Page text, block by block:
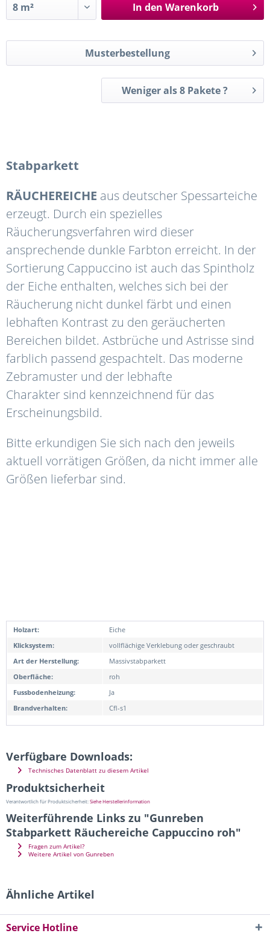
In den Warenkorb
Musterbestellung
Weniger als 8 Pakete ?
Stabparkett
RÄUCHEREICHE aus deutscher Spessarteiche
erzeugt. Durch ein spezielles
Räucherungsverfahren wird dieser
ansprechende dunkle Farbton erreicht. In der
Sortierung Cappuccino ist auch das Spintholz
der Eiche enthalten, welches sich bei der
Räucherung nicht dunkel färbt und einen
lebhaften Kontrast zu den geräucherten
Bereichen bildet. Astbrüche und Astrisse sind
farblich passend gespachtelt. Das moderne
Zebramuster und der lebhafte
Charakter sind kennzeichnend für das
Erscheinungsbild.
Bitte erkundigen Sie sich nach den jeweils
aktuell vorrätigen Größen, da nicht immer alle
Größen lieferbar sind.
Holzart:
Eiche
Klicksystem:
vollflächige Verklebung oder geschraubt
Art der Herstellung:
Massivstabparkett
Oberfläche:
roh
Fussbodenheizung:
Ja
Brandverhalten:
Cfl-s1
Verfügbare Downloads:
Technisches Datenblatt zu diesem Artikel
Produktsicherheit
Verantwortlich für Produktsicherheit:Siehe Herstellerinformation
Weiterführende Links zu "Gunreben
Stabparkett Räuchereiche Cappuccino roh"
Fragen zum Artikel?
Weitere Artikel von Gunreben
Ähnliche Artikel
Service Hotline